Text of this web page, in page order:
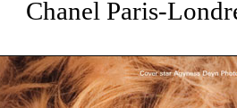
Chanel Paris-